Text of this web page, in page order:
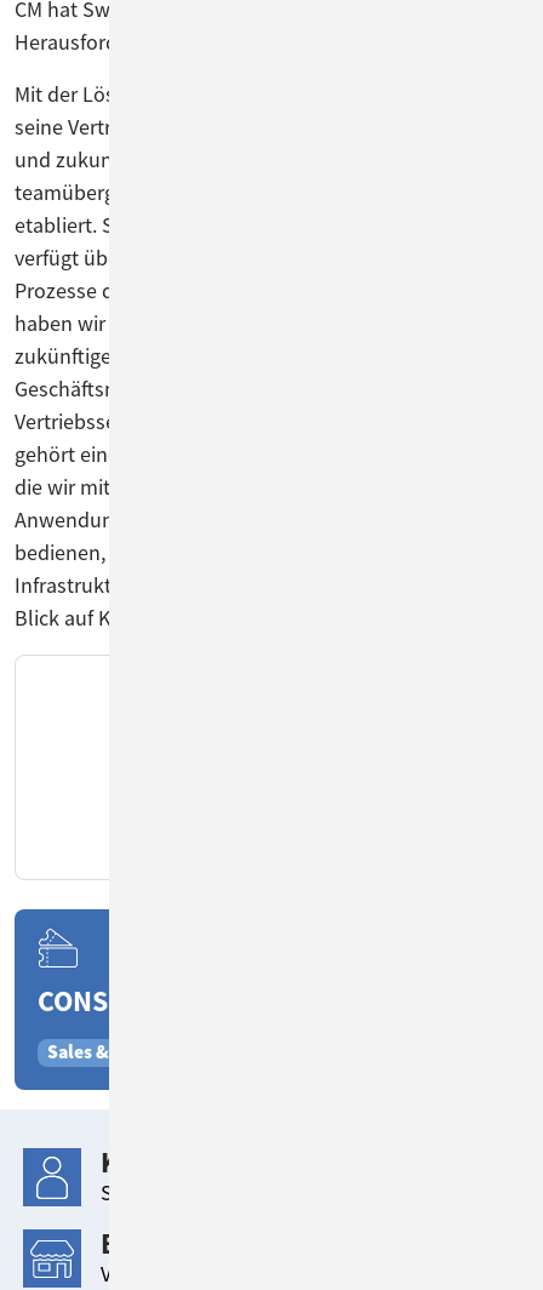
CM hat Swiss Life Deutschland nun diese
Herausforderungen gemeistert.
Mit der Lösung von ConSol hat Swiss Life Deutschland
seine Vertriebs- und Serviceorganisation auf ein solides
und zukunftssicheres Fundament gestellt und
teamübergreifend eine einheitliche Anwendung
etabliert. Sie ist einfach und intuitiv zu bedienen und
verfügt über Schnittstellen in das Backend, sodass
Prozesse durchgängiger gestaltet sind. „Mit ConSol CM
haben wir unsere Serviceorganisation fit gemacht für
zukünftige Anforderungen, etwa neue
Geschäftsmodelle“, erläutert Jens Marquardt, Direktor
Vertriebsservice bei Swiss Life Deutschland. „Dazu
gehört eine einfache und flexible Prozessorganisation,
die wir mit ConSol CM nun im Service umsetzen. Die
Anwendung ist ohne Einarbeitungsaufwand zu
bedienen, lässt sich einfach in vorhandene
Infrastrukturen integrieren und bietet einen 360-Grad-
Blick auf Kunden, Produkte und Vorgänge.“
CONSOL CM EINSATZGEBIETE
Sales & Lead Management
KUNDE
Swiss Life Deutschland
BRANCHE
Versicherung